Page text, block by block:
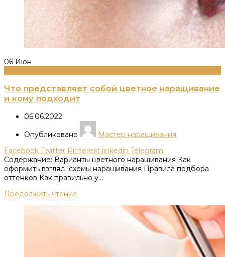
06 Июн
Что представляет собой цветное наращивание
и кому подходит
06.06.2022
Опубликовано
Мастер наращивания
Facebook Twitter Pinterest linkedin Telegram
Содержание: Варианты цветного наращивания Как
оформить взгляд: схемы наращивания Правила подбора
оттенков Как правильно у...
Продолжить чтение